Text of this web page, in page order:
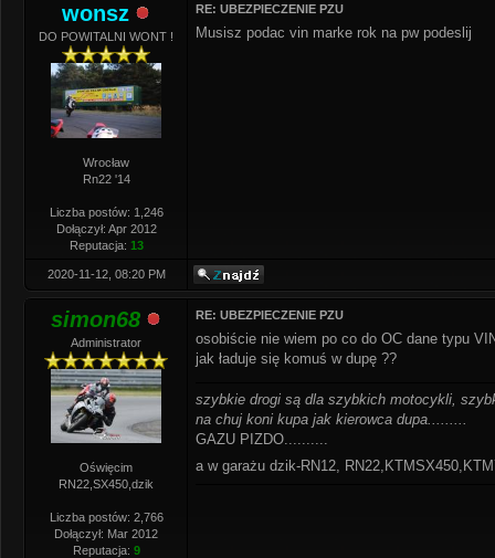
wonsz
DO POWITALNI WONT !
Wrocław
Rn22 '14
Liczba postów: 1,246
Dołączył: Apr 2012
Reputacja: 13
RE: UBEZPIECZENIE PZU
Musisz podac vin marke rok na pw podeslij
2020-11-12, 08:20 PM
simon68
Administrator
Oświęcim
RN22,SX450,dzik
Liczba postów: 2,766
Dołączył: Mar 2012
Reputacja: 9
RE: UBEZPIECZENIE PZU
osobiście nie wiem po co do OC dane typu
jak ładuje się komuś w dupę ??
szybkie drogi są dla szybkich motocykli,
na chuj koni kupa jak kierowca dupa.........
GAZU PIZDO..........
a w garażu dzik-RN12,